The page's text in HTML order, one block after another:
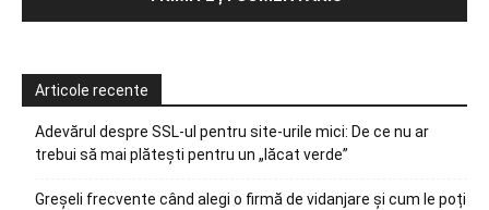
Articole recente
Adevărul despre SSL-ul pentru site-urile mici: De ce nu ar
trebui să mai plătești pentru un „lăcat verde”
Greșeli frecvente când alegi o firmă de vidanjare și cum le poți